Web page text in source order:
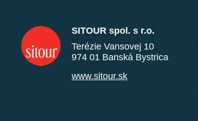
SITOUR spol. s r.o.
Terézie Vansovej 10
974 01 Banská Bystrica
www.sitour.sk